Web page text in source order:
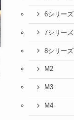
6シリーズ
7シリーズ
8シリーズ
M2
M3
M4